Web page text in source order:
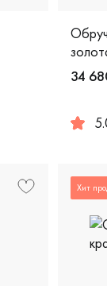
34
Хит